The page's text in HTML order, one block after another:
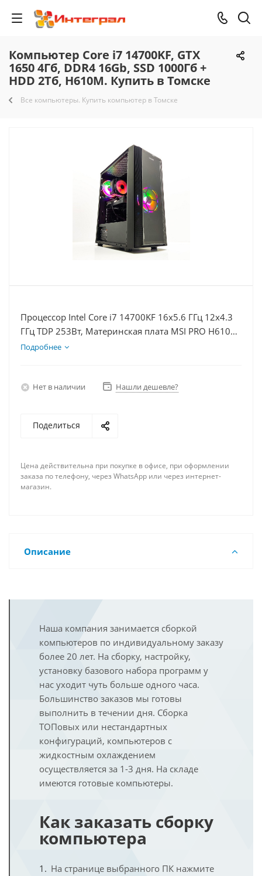
Компьютер Core i7 14700KF, GTX
1650 4Гб, DDR4 16Gb, SSD 1000Гб +
HDD 2Тб, H610M. Купить в Томске
Все компьютеры. Купить компьютер в Томске
Процессор Intel Core i7 14700KF 16x5.6 ГГц 12x4.3
ГГц TDP 253Вт, Материнская плата MSI PRO H610M-
E, Видеокарта GTX 1650 4Гб, Память DDR4 16Gb,
Подробнее
Нет в наличии Нашли дешевле?
Поделиться
Цена действительна при покупке в офисе, при оформлении
заказа по телефону, через WhatsApp или через интернет-
магазин.
Описание
Наша компания занимается сборкой
компьютеров по индивидуальному заказу
более 20 лет. На сборку, настройку,
установку базового набора программ у
нас уходит чуть больше одного часа.
Большинство заказов мы готовы
выполнить в течении дня. Сборка
ТОПовых или нестандартных
конфигураций, компьютеров с
жидкостным охлаждением
осуществляется за 1-3 дня. На складе
имеются готовые компьютеры.
Как заказать сборку
компьютера
На странице выбранного ПК нажмите